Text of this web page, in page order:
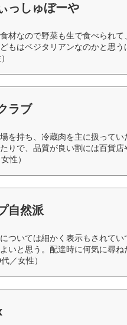
っしゅぼーや
材なので野菜も生で食べられ
もはベジタリアンなのかと思
ラブ
を持ち、冷蔵肉を主に扱って
りで、品質が良い割には百貨
性）
自然派
ついては細かく表示もされて
いと思う。配達時に何気に尋
／女性）